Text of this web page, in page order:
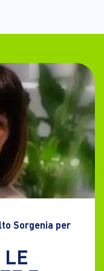
Sorgenia per
LE